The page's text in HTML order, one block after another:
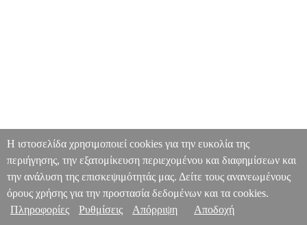
Η ιστοσελίδα χρησιμοποιεί cookies για την ευκολία της
περιήγησης, την εξατομίκευση περιεχομένου και διαφημίσεων και
την ανάλυση της επισκεψιμότητάς μας. Δείτε τους ανανεωμένους
όρους χρήσης για την προστασία δεδομένων και τα cookies.
Πληροφορίες
Ρυθμίσεις Απόρριψη Αποδοχή